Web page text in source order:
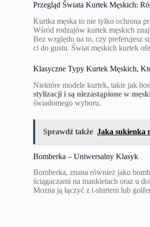
Przegląd Świata Kurtek Męskich:
Kurtka męska to nie tylko ochrona
Wśród rodzajów kurtek męskich
Bez względu na to, czy preferujesz
ci do gustu. Świat męskich kurtek
Klasyczne Typy Kurtek Męskich,
Niektóre modele kurtek, takie jak
stylizacji i są niezastąpione w
świadomego wyboru.
Sprawdź także Jaka sukienka
Bomberka – Uniwersalny Klasyk
Bomberka, znana również jako
ściągaczami na mankietach oraz u
Można ją łączyć z t-shirtem lub